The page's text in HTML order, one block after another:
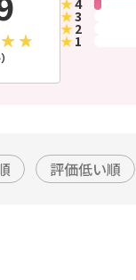
★4
★3
★ 2
★ 1
評価低い順